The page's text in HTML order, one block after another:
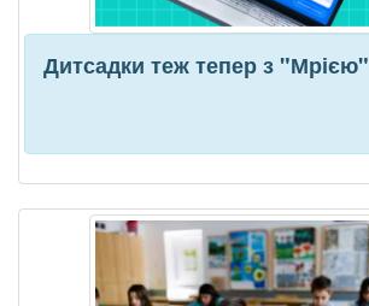
Дитсадки теж тепер з "Мрією"